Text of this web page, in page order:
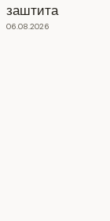
заштита
06.08.2026